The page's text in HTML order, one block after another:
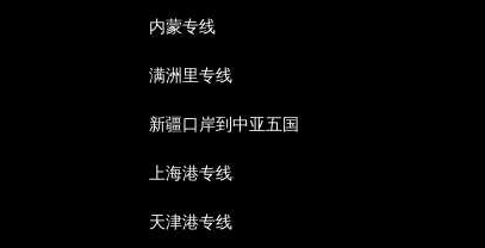
内蒙专线
满洲里专线
新疆口岸到中亚五国
上海港专线
天津港专线